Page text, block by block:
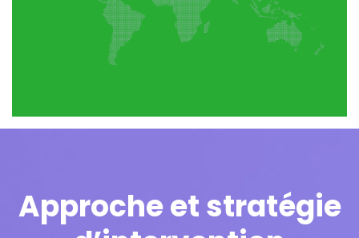
Approche et stratégie